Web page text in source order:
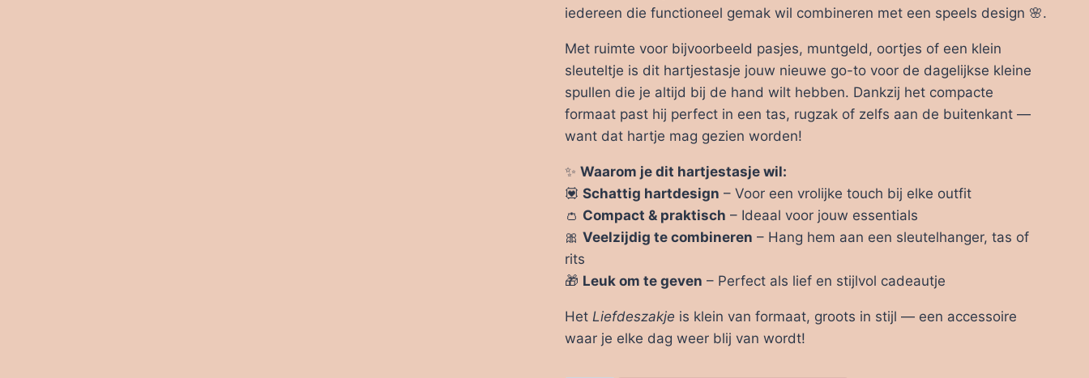
iedereen die functioneel gemak wil combineren met een speels design 🌸.
Met ruimte voor bijvoorbeeld pasjes, muntgeld, oortjes of een klein
sleuteltje is dit hartjestasje jouw nieuwe go-to voor de dagelijkse kleine
spullen die je altijd bij de hand wilt hebben. Dankzij het compacte
formaat past hij perfect in een tas, rugzak of zelfs aan de buitenkant —
want dat hartje mag gezien worden!
✨ Waarom je dit hartjestasje wil:
💟 Schattig hartdesign – Voor een vrolijke touch bij elke outfit
👛 Compact & praktisch – Ideaal voor jouw essentials
🎀 Veelzijdig te combineren – Hang hem aan een sleutelhanger, tas of
rits
🎁 Leuk om te geven – Perfect als lief en stijlvol cadeautje
Het Liefdeszakje is klein van formaat, groots in stijl — een accessoire
waar je elke dag weer blij van wordt!